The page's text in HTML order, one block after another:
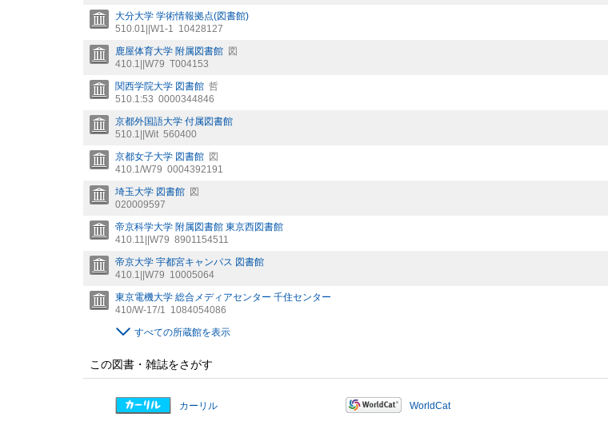
大分大学 学術情報拠点(図書館)
510.01||W1-1
10428127
鹿屋体育大学 附属図書館 図
410.1||W79 T004153
関西学院大学 図書館 哲
510.1:53 0000344846
京都外国語大学 付属図書館
510.1||Wit 560400
京都女子大学 図書館 図
410.1/W79 0004392191
埼玉大学 図書館 図
020009597
帝京科学大学 附属図書館 東京西図書館
410.11||W79 8901154511
帝京大学 宇都宮キャンパス 図書館
410.1||W79 10005064
東京電機大学 総合メディアセンター 千住センター
410/W-17/1
1084054086
すべての所蔵館を表示
この図書・雑誌をさがす
カーリル WorldCat